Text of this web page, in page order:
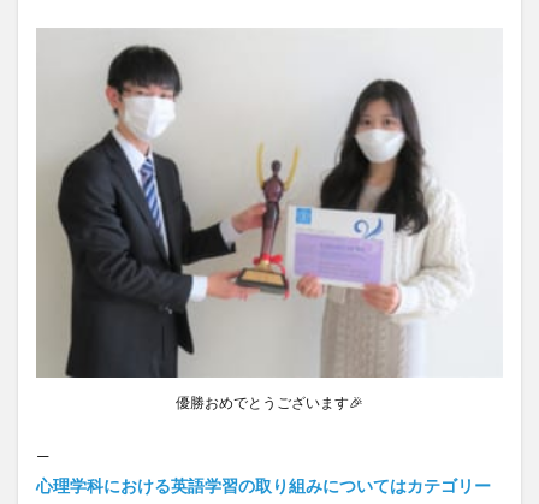
優勝おめでとうございます🎉
—
心理学科における英語学習の取り組みについてはカテゴリー